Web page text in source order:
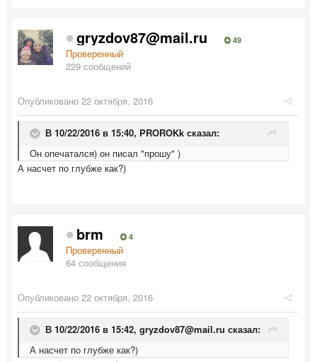
gryzdov87@mail.ru 49
Проверенный
229 сообщений
Опубликовано 22 октября, 2016
В 10/22/2016 в 15:40, PROROKk сказал:
Он опечатался) он писал "прошу" )
А насчет по глубже как?)
brm 4
Проверенный
64 сообщения
Опубликовано 22 октября, 2016
В 10/22/2016 в 15:42, gryzdov87@mail.ru сказал:
А насчет по глубже как?)